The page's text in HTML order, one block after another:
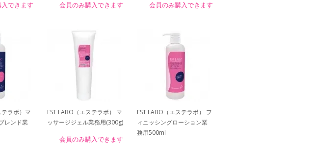
できます 会員のみ購入できます 会員のみ購入できます
テラボ）マ
レンド業
EST LABO（エステラボ） マ
ッサージジェル業務用(300g)
会員のみ購入できます
EST LABO（エステラボ） フ
ィニッシングローション業
務用500ml